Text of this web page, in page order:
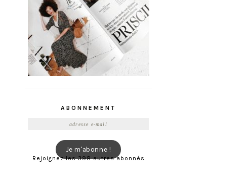
ABONNEMENT
Je m'abonne !
Rejoignez les 398 autres abonnés